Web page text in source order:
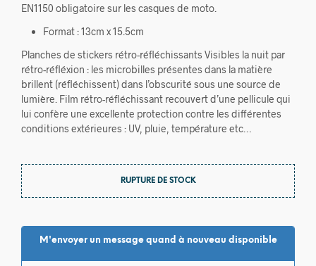
EN1150 obligatoire sur les casques de moto.
Format : 13cm x 15.5cm
Planches de stickers rétro-réfléchissants Visibles la nuit par
rétro-réfléxion : les microbilles présentes dans la matière
brillent (réfléchissent) dans l’obscurité sous une source de
lumière. Film rétro-réfléchissant recouvert d’une pellicule qui
lui confère une excellente protection contre les différentes
conditions extérieures : UV, pluie, température etc…
RUPTURE DE STOCK
M'envoyer un message quand à nouveau disponible